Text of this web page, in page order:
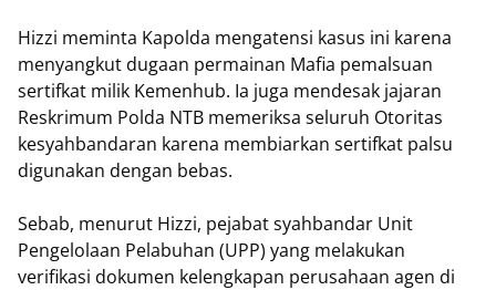
Hizzi meminta Kapolda mengatensi kasus ini karena
menyangkut dugaan permainan Mafia pemalsuan
sertifkat milik Kemenhub. Ia juga mendesak jajaran
Reskrimum Polda NTB memeriksa seluruh Otoritas
kesyahbandaran karena membiarkan sertifkat palsu
digunakan dengan bebas.
Sebab, menurut Hizzi, pejabat syahbandar Unit
Pengelolaan Pelabuhan (UPP) yang melakukan
verifikasi dokumen kelengkapan perusahaan agen di